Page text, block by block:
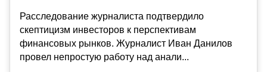
Расследование журналиста подтвердило
скептицизм инвесторов к перспективам
финансовых рынков. Журналист Иван Данилов
провел непростую работу над анали...